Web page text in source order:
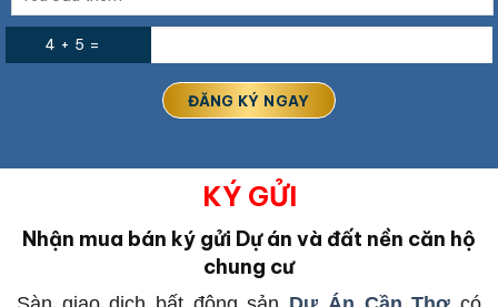
4 + 5 =
KÝ GỬI
Nhận mua bán ký gửi Dự án và đất nền căn hộ
chung cư